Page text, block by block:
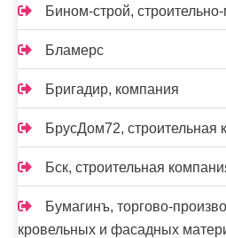
Бином-строй,
Бламерс
Бригадир, компания
БрусДом72, строительная
Бск, строительная
Бумагинъ, торгово-
кровельных и фасадных